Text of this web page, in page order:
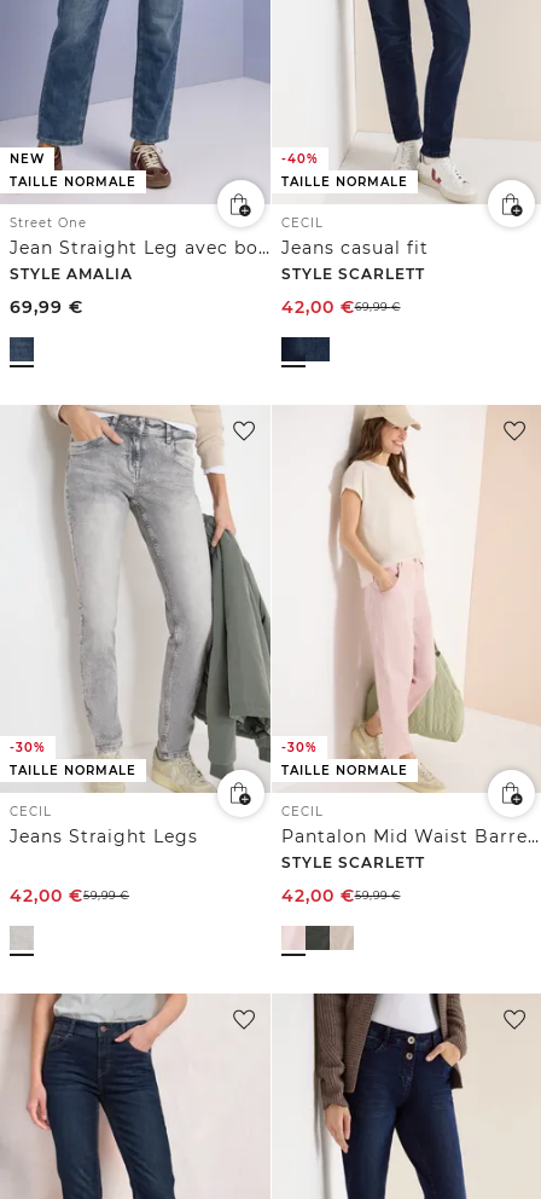
NEW
TAILLE NORMALE
Street One
Jean Straight Leg avec boutons décoratifs
STYLE AMALIA
69,99 €
-40%
TAILLE NORMALE
CECIL
Jeans casual fit
STYLE SCARLETT
42,00 €69,99€
-30%
TAILLE NORMALE
CECIL
Jeans Straight Legs
42,00 €59,99€
-30%
TAILLE NORMALE
CECIL
Pantalon Mid Waist Barrel Leg à coupe décontractée
STYLE SCARLETT
42,00 €59,99€